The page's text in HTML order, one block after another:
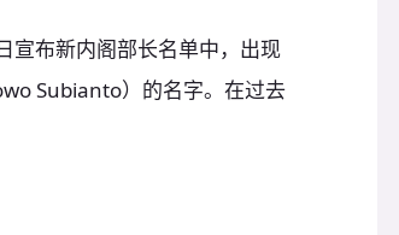
宣布新内阁部长名单中，出现
Subianto）的名字。在过去